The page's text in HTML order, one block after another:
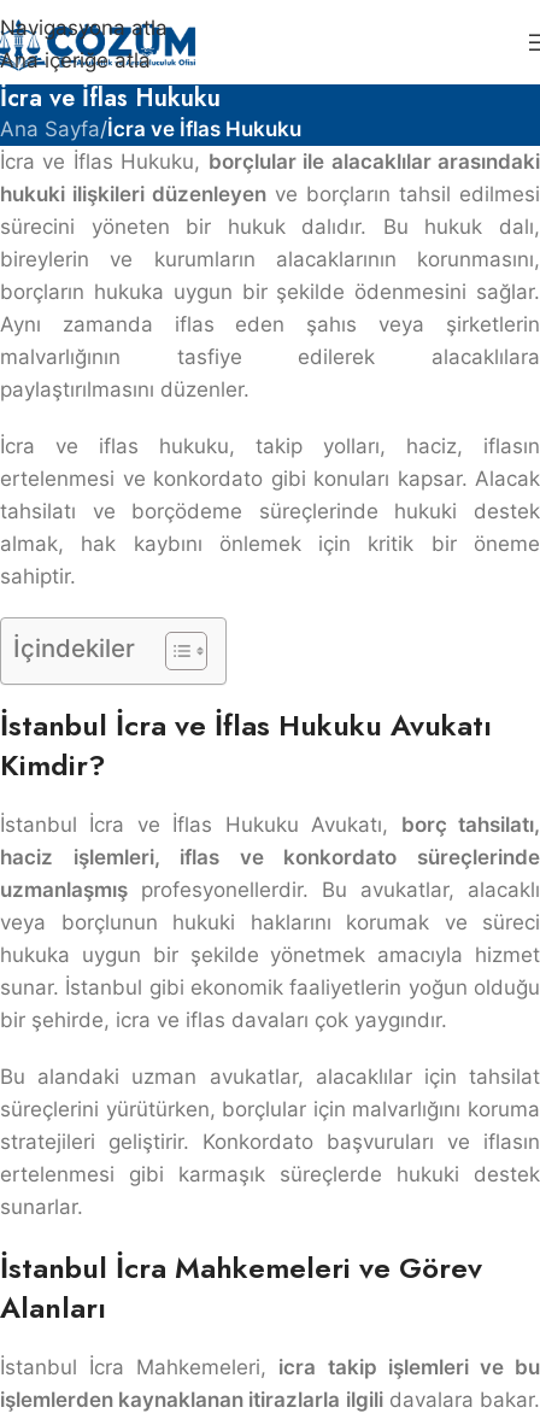
Navigasyona atla
Ana içeriğe atla
İcra ve İflas Hukuku
Ana Sayfa/İcra ve İflas Hukuku
İcra ve İflas Hukuku, borçlular ile alacaklılar arasındaki
hukuki ilişkileri düzenleyen ve borçların tahsil edilmesi
sürecini yöneten bir hukuk dalıdır. Bu hukuk dalı,
bireylerin ve kurumların alacaklarının korunmasını,
borçların hukuka uygun bir şekilde ödenmesini sağlar.
Aynı zamanda iflas eden şahıs veya şirketlerin
malvarlığının tasfiye edilerek alacaklılara
paylaştırılmasını düzenler.
İcra ve iflas hukuku, takip yolları, haciz, iflasın
ertelenmesi ve konkordato gibi konuları kapsar. Alacak
tahsilatı ve borçödeme süreçlerinde hukuki destek
almak, hak kaybını önlemek için kritik bir öneme
sahiptir.
İçindekiler
İstanbul İcra ve İflas Hukuku Avukatı
Kimdir?
İstanbul İcra ve İflas Hukuku Avukatı, borç tahsilatı,
haciz işlemleri, iflas ve konkordato süreçlerinde
uzmanlaşmış profesyonellerdir. Bu avukatlar, alacaklı
veya borçlunun hukuki haklarını korumak ve süreci
hukuka uygun bir şekilde yönetmek amacıyla hizmet
sunar. İstanbul gibi ekonomik faaliyetlerin yoğun olduğu
bir şehirde, icra ve iflas davaları çok yaygındır.
Bu alandaki uzman avukatlar, alacaklılar için tahsilat
süreçlerini yürütürken, borçlular için malvarlığını koruma
stratejileri geliştirir. Konkordato başvuruları ve iflasın
ertelenmesi gibi karmaşık süreçlerde hukuki destek
sunarlar.
İstanbul İcra Mahkemeleri ve Görev
Alanları
İstanbul İcra Mahkemeleri, icra takip işlemleri ve bu
işlemlerden kaynaklanan itirazlarla ilgilidavalara bakar.